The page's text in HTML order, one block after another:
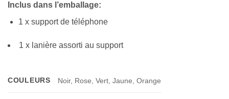
Inclus dans l’emballage:
1 x support de téléphone
1 x lanière assorti au support
COULEURS Noir, Rose, Vert, Jaune, Orange